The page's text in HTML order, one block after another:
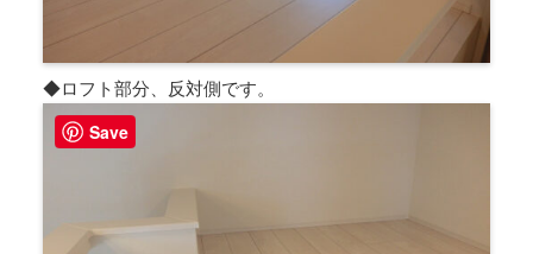
◆ロフト部分、反対側です。
Save